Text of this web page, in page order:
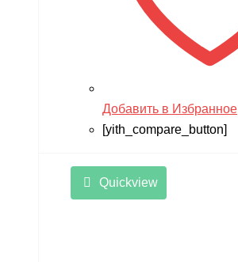
Добавить в Избранное
[yith_compare_button]
Quickview